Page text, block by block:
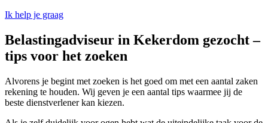
Ik help je graag
Belastingadviseur in Kekerdom gezocht –
tips voor het zoeken
Alvorens je begint met zoeken is het goed om met een aantal zaken
rekening te houden. Wij geven je een aantal tips waarmee jij de
beste dienstverlener kan kiezen.